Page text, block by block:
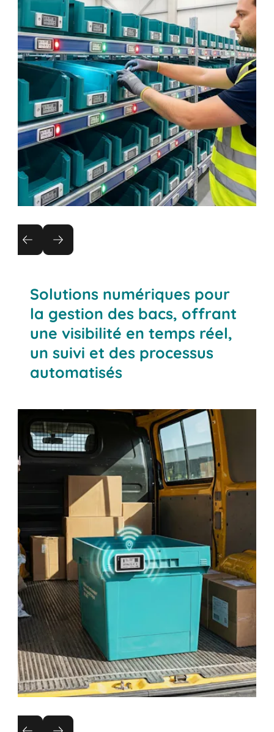
Numérisation des rayonnages
dynamiques
systèmes pick-to-light et put-to-light. Jusqu'à 15
% plus de performance et des processus FIFO
sans erreur, sans travaux de réaménagement.
Solutions numériques pour
la gestion des bacs, offrant
une visibilité en temps réel,
un suivi et des processus
automatisés
Localisation en temps réel des bacs